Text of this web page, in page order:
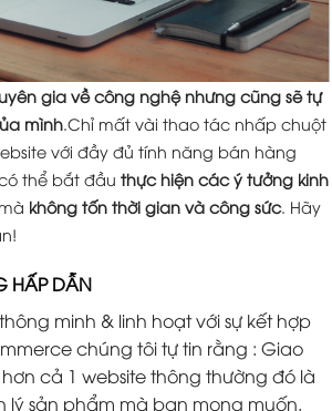
gia về công nghệ nhưng cũng sẽ tự
mình .Chỉ mất vài thao tác nhấp chuột
với đầy đủ tính năng bán hàng
thể bắt đầu thực hiện các ý tưởng kinh
không tốn thời gian và công sức. Hãy
HẤP DẪN
minh & linh hoạt với sự kết hợp
chúng tôi tự tin rằng : Giao
cả 1 website thông thường đó là
lý sản phẩm mà bạn mong muốn.